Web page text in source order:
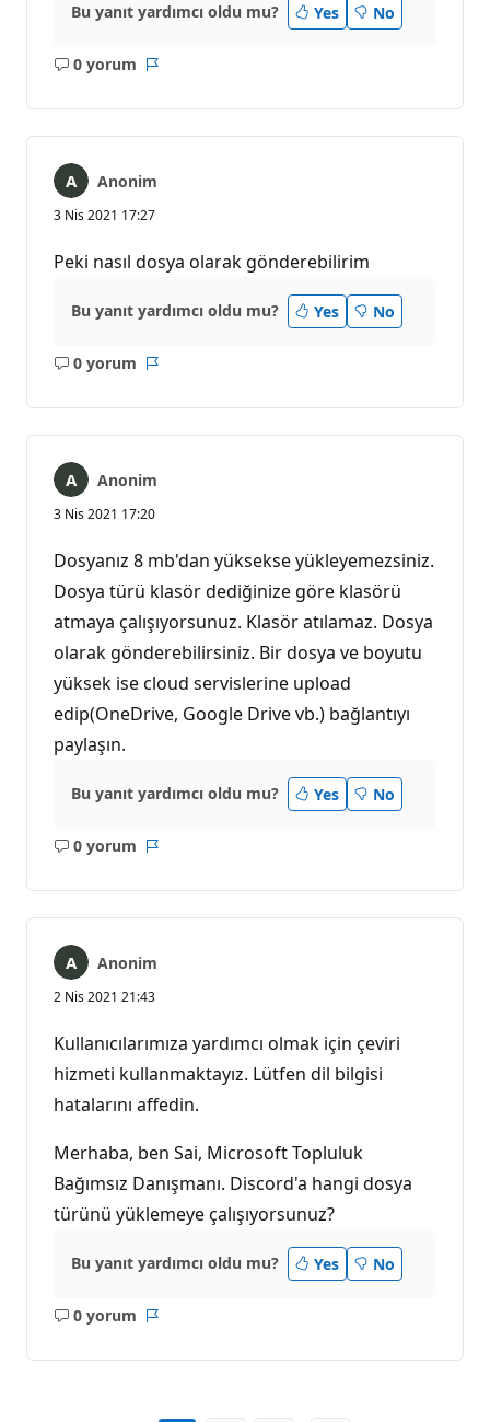
Bu yanıt yardımcı oldu mu? Yes No
0 yorum
Açıklama
Anonim
3 Nis 2021 17:27
Peki nasıl dosya olarak gönderebilirim
Bu yanıt yardımcı oldu mu? Yes No
0 yorum
Açıklama
Anonim
3 Nis 2021 17:20
Dosyanız 8 mb'dan yüksekse yükleyemezsiniz.
Dosya türü klasör dediğinize göre klasörü
atmaya çalışıyorsunuz. Klasör atılamaz. Dosya
olarak gönderebilirsiniz. Bir dosya ve boyutu
yüksek ise cloud servislerine upload
edip(OneDrive, Google Drive vb.) bağlantıyı
paylaşın.
Bu yanıt yardımcı oldu mu? Yes No
0 yorum
Açıklama
Anonim
2 Nis 2021 21:43
Kullanıcılarımıza yardımcı olmak için çeviri
hizmeti kullanmaktayız. Lütfen dil bilgisi
hatalarını affedin.
Merhaba, ben Sai, Microsoft Topluluk
Bağımsız Danışmanı. Discord'a hangi dosya
türünü yüklemeye çalışıyorsunuz?
Bu yanıt yardımcı oldu mu? Yes No
0 yorum
Açıklama